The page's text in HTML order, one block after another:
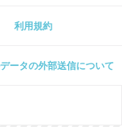
利用規約
ータの外部送信について